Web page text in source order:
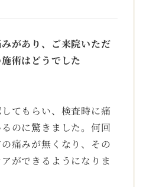
があり、ご来院いただ
術はどうでした
てもらい、検査時に痛
のに驚きました。何回
痛みが無くなり、その
ができるようになりま